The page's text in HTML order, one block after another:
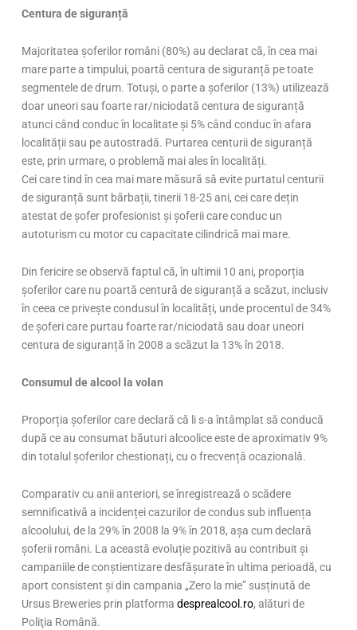
Centura de siguranță
Majoritatea șoferilor români (80%) au declarat că, în cea mai
mare parte a timpului, poartă centura de siguranță pe toate
segmentele de drum. Totuși, o parte a șoferilor (13%) utilizează
doar uneori sau foarte rar/niciodată centura de siguranță
atunci când conduc în localitate și 5% când conduc în afara
localității sau pe autostradă. Purtarea centurii de siguranță
este, prin urmare, o problemă mai ales în localități.
Cei care tind în cea mai mare măsură să evite purtatul centurii
de siguranță sunt bărbații, tinerii 18-25 ani, cei care dețin
atestat de șofer profesionist și șoferii care conduc un
autoturism cu motor cu capacitate cilindrică mai mare.
Din fericire se observă faptul că, în ultimii 10 ani, proporția
șoferilor care nu poartă centură de siguranță a scăzut, inclusiv
în ceea ce privește condusul în localități, unde procentul de 34%
de șoferi care purtau foarte rar/niciodată sau doar uneori
centura de siguranță în 2008 a scăzut la 13% în 2018.
Consumul de alcool la volan
Proporția șoferilor care declară că li s-a întâmplat să conducă
după ce au consumat băuturi alcoolice este de aproximativ 9%
din totalul șoferilor chestionați, cu o frecvență ocazională.
Comparativ cu anii anteriori, se înregistrează o scădere
semnificativă a incidenței cazurilor de condus sub influența
alcoolului, de la 29% în 2008 la 9% în 2018, așa cum declară
șoferii români. La această evoluție pozitivă au contribuit și
campaniile de conștientizare desfășurate în ultima perioadă, cu
aport consistent și din campania „Zero la mie” susținută de
Ursus Breweries prin platformadesprealcool.ro, alături de
Poliţia Română.